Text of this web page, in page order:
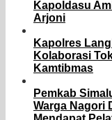
Kapoldasu
Arjoni
Kapolres
Kolaborasi
Kamtibmas
Pemkab
Warga Nagori